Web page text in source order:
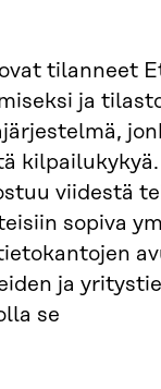
tilanneet
ja
viidestä
sopiva
ja
se